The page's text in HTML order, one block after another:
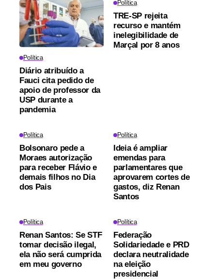
Política
Diário atribuído a
Fauci cita pedido de
apoio de professor da
USP durante a
pandemia
Política
TRE-SP rejeita
recurso e mantém
inelegibilidade de
Marçal por 8 anos
Política
Bolsonaro pede a
Moraes autorização
para receber Flávio e
demais filhos no Dia
dos Pais
Política
Ideia é ampliar
emendas para
parlamentares que
aprovarem cortes de
gastos, diz Renan
Santos
Política
Renan Santos: Se STF
tomar decisão ilegal,
ela não será cumprida
em meu governo
Política
Federação
Solidariedade e PRD
declara neutralidade
na eleição
presidencial